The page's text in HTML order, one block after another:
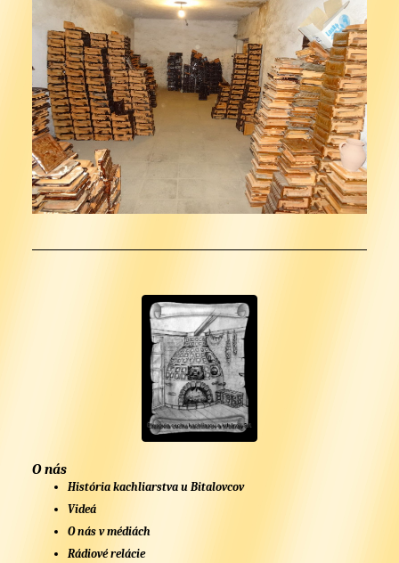
O nás
História kachliarstva u Bitalovcov
Videá
O nás v médiách
Rádiové relácie